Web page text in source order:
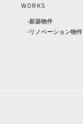
WORKS
-新築物件
-リノベーション物件